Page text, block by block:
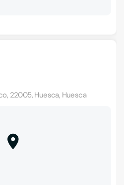
22005, Huesca, Huesca